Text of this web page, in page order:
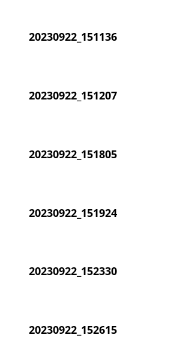
20230922_151136
20230922_151207
20230922_151805
20230922_151924
20230922_152330
20230922_152615